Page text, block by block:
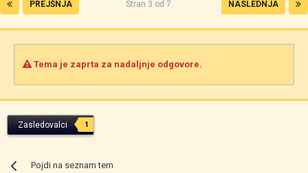
PREJŠNJA NASLEDNJA
Stran 3 od 7
Tema je zaprta za nadaljnje odgovore.
Zasledovalci 1
Pojdi na seznam tem